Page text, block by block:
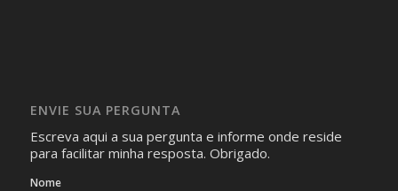
identificação da pessoa fotografada.
ENVIE SUA PERGUNTA
Escreva aqui a sua pergunta e informe onde reside
para facilitar minha resposta. Obrigado.
Nome